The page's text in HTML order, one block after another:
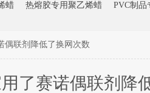
蜡 热熔胶专用聚乙烯蜡 PVC制品
偶联剂降低了换网次数
了赛诺偶联剂降